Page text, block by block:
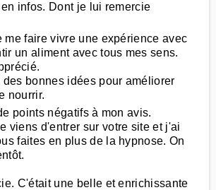
infos. Dont je lui remercie
me faire vivre une expérience avec
un aliment avec tous mes sens.
des bonnes idées pour améliorer
nourrir.
points négatifs à mon avis.
viens d'entrer sur votre site et j'ai
faites en plus de la hypnose. On
C'était une belle et enrichissante